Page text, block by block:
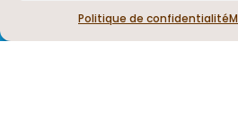
Politique de confidentialité